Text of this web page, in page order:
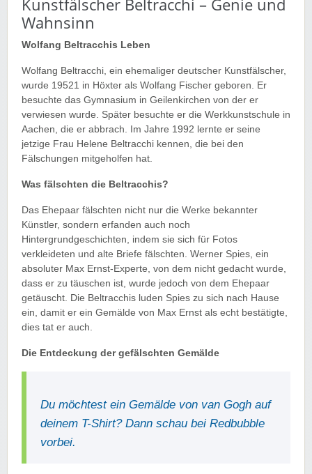
Kunstfälscher Beltracchi – Genie und
Wahnsinn
Wolfang Beltracchis Leben
Wolfang Beltracchi, ein ehemaliger deutscher Kunstfälscher,
wurde 19521 in Höxter als Wolfang Fischer geboren. Er
besuchte das Gymnasium in Geilenkirchen von der er
verwiesen wurde. Später besuchte er die Werkkunstschule in
Aachen, die er abbrach. Im Jahre 1992 lernte er seine
jetzige Frau Helene Beltracchi kennen, die bei den
Fälschungen mitgeholfen hat.
Was fälschten die Beltracchis?
Das Ehepaar fälschten nicht nur die Werke bekannter
Künstler, sondern erfanden auch noch
Hintergrundgeschichten, indem sie sich für Fotos
verkleideten und alte Briefe fälschten. Werner Spies, ein
absoluter Max Ernst-Experte, von dem nicht gedacht wurde,
dass er zu täuschen ist, wurde jedoch von dem Ehepaar
getäuscht. Die Beltracchis luden Spies zu sich nach Hause
ein, damit er ein Gemälde von Max Ernst als echt bestätigte,
dies tat er auch.
Die Entdeckung der gefälschten Gemälde
Du möchtest ein Gemälde von van Gogh auf
deinem T-Shirt? Dann schau bei Redbubble
vorbei.